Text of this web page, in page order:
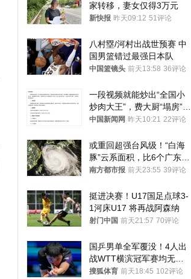
家转移，妻女仅得3万元
新快报 昨天09:12 51评论
八村塁/河村出战世预赛 中
国男篮错过最强日本队
中国篮镜头 前天13:58 36评论
一段视频就能炒出“全国小
炒肉大王”，费大厨“塌房”了
吗？
中国新闻网 昨天10:21 22评论
或重回超强台风级！“白海
豚”云系面积，比6个广东还
大！深圳官方：注意这件事
南方都市报 前天23:55 39评论
挺进决赛！U17国足点球3-
1河床U17 将再战阿森纳
射门中国 前天21:57 70评论
国乒男单全军覆没！4人出
战WTT横滨冠军赛均无缘
八强
搜狐体育 前天18:45 102评论